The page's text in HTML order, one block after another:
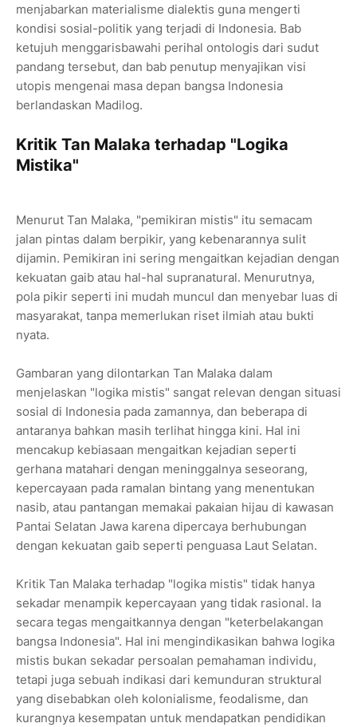
menjabarkan materialisme dialektis guna mengerti
kondisi sosial-politik yang terjadi di Indonesia. Bab
ketujuh menggarisbawahi perihal ontologis dari sudut
pandang tersebut, dan bab penutup menyajikan visi
utopis mengenai masa depan bangsa Indonesia
berlandaskan Madilog.
Kritik Tan Malaka terhadap "Logika
Mistika"
Menurut Tan Malaka, "pemikiran mistis" itu semacam
jalan pintas dalam berpikir, yang kebenarannya sulit
dijamin. Pemikiran ini sering mengaitkan kejadian dengan
kekuatan gaib atau hal-hal supranatural. Menurutnya,
pola pikir seperti ini mudah muncul dan menyebar luas di
masyarakat, tanpa memerlukan riset ilmiah atau bukti
nyata.
Gambaran yang dilontarkan Tan Malaka dalam
menjelaskan "logika mistis" sangat relevan dengan situasi
sosial di Indonesia pada zamannya, dan beberapa di
antaranya bahkan masih terlihat hingga kini. Hal ini
mencakup kebiasaan mengaitkan kejadian seperti
gerhana matahari dengan meninggalnya seseorang,
kepercayaan pada ramalan bintang yang menentukan
nasib, atau pantangan memakai pakaian hijau di kawasan
Pantai Selatan Jawa karena dipercaya berhubungan
dengan kekuatan gaib seperti penguasa Laut Selatan.
Kritik Tan Malaka terhadap "logika mistis" tidak hanya
sekadar menampik kepercayaan yang tidak rasional. Ia
secara tegas mengaitkannya dengan "keterbelakangan
bangsa Indonesia". Hal ini mengindikasikan bahwa logika
mistis bukan sekadar persoalan pemahaman individu,
tetapi juga sebuah indikasi dari kemunduran struktural
yang disebabkan oleh kolonialisme, feodalisme, dan
kurangnya kesempatan untuk mendapatkan pendidikan